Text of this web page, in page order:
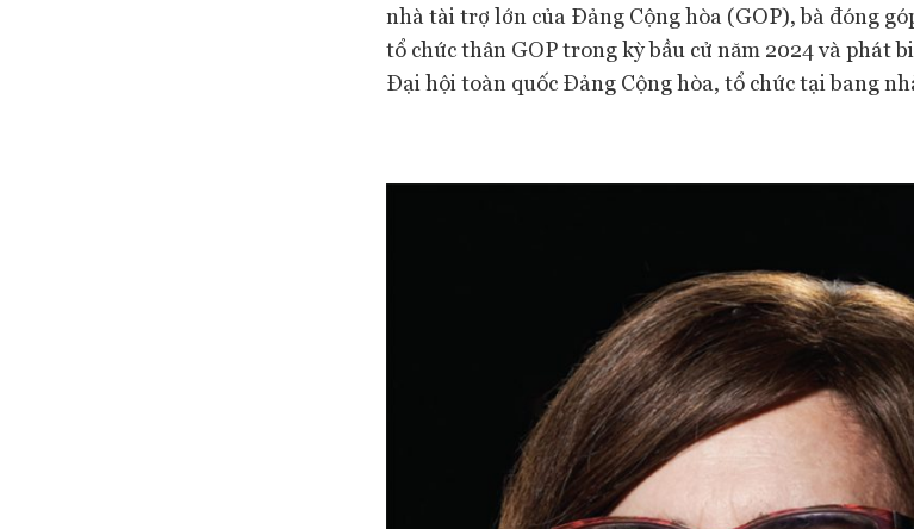
nhà tài trợ lớn của Đảng Cộng hòa (GOP), bà đóng
tổ chức thân GOP trong kỳ bầu cử năm 2024 và phát
Đại hội toàn quốc Đảng Cộng hòa, tổ chức tại bang